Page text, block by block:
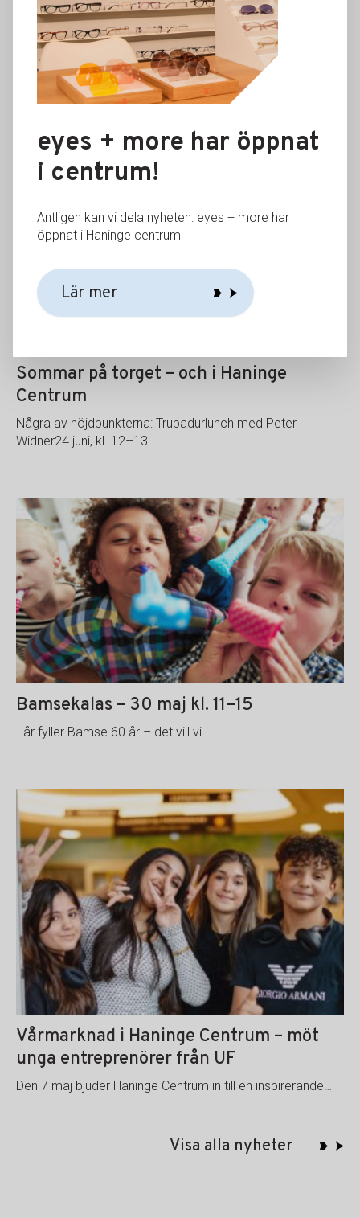
eyes + more har öppnat
i centrum!
Äntligen kan vi dela nyheten: eyes + more har
öppnat i Haninge centrum
Lär mer
eyes + more öppnar i centrum!
Om eyes + more Snygga, högkvalitativa glasögon utan
Sommar på torget – och i Haninge
Centrum
Några av höjdpunkterna: Trubadurlunch med Peter
Widner24 juni, kl. 12–13…
Bamsekalas – 30 maj kl. 11–15
I år fyller Bamse 60 år – det vill vi…
Vårmarknad i Haninge Centrum – möt
unga entreprenörer från UF
Den 7 maj bjuder Haninge Centrum in till en inspirerande…
Visa alla nyheter